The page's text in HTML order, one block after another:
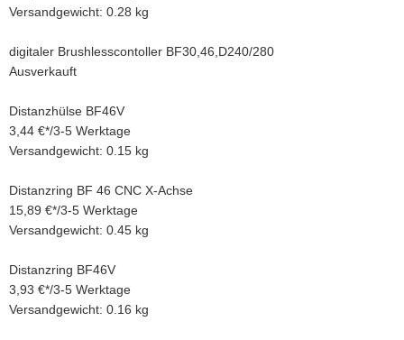
Versandgewicht: 0.28 kg
digitaler Brushlesscontoller BF30,46,D240/280
Ausverkauft
Distanzhülse BF46V
3,44 €*/3-5 Werktage
Versandgewicht: 0.15 kg
Distanzring BF 46 CNC X-Achse
15,89 €*/3-5 Werktage
Versandgewicht: 0.45 kg
Distanzring BF46V
3,93 €*/3-5 Werktage
Versandgewicht: 0.16 kg